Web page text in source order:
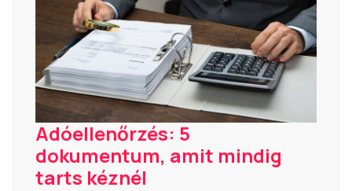
Adóellenőrzés: 5
dokumentum, amit mindig
tarts kéznél